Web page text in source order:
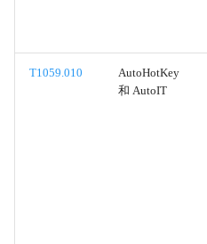
有效账户
T1059.010
AutoHotKey
和 AutoIT